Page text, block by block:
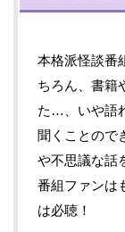
本格派怪談番
ちろん、書籍
た…、いや語
聞くことので
や不思議な話
番組ファンは
は必聴！